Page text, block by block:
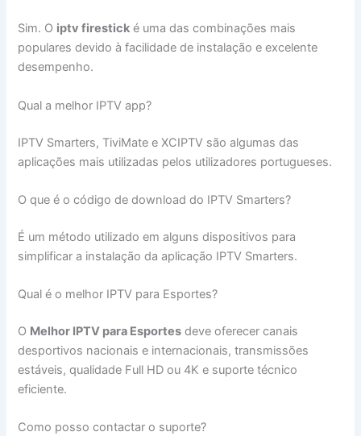
Sim. O iptv firestick é uma das combinações mais
populares devido à facilidade de instalação e excelente
desempenho.
Qual a melhor IPTV app?
IPTV Smarters, TiviMate e XCIPTV são algumas das
aplicações mais utilizadas pelos utilizadores portugueses.
O que é o código de download do IPTV Smarters?
É um método utilizado em alguns dispositivos para
simplificar a instalação da aplicação IPTV Smarters.
Qual é o melhor IPTV para Esportes?
O Melhor IPTV para Esportes deve oferecer canais
desportivos nacionais e internacionais, transmissões
estáveis, qualidade Full HD ou 4K e suporte técnico
eficiente.
Como posso contactar o suporte?